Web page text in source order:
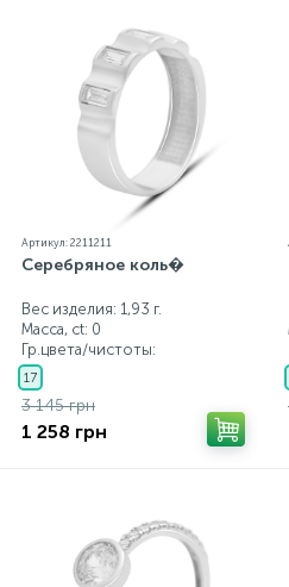
Артикул: 2211211
Серебряное коль�
Вес изделия: 1,93 г.
Масса, ct: 0
Гр.цвета/чистоты:
17
3 145 грн
1 258 грн